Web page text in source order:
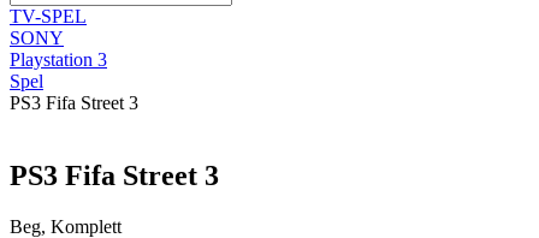
TV-SPEL
SONY
Playstation 3
Spel
PS3 Fifa Street 3
PS3 Fifa Street 3
Beg, Komplett